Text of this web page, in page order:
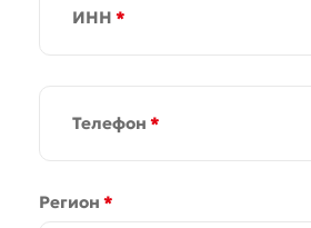
ИНН *
Телефон *
Регион *